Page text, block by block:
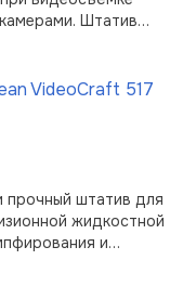
Штатив
VideoCraft 517
прочный штатив для
жидкостной
и